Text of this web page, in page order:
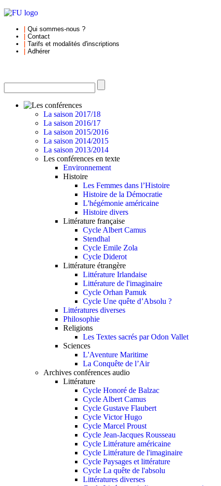
Qui sommes-nous ?
Contact
Tarifs et modalités d'inscriptions
Adhérer
La saison 2017/18
La saison 2016/17
La saison 2015/2016
La saison 2014/2015
La saison 2013/2014
Les conférences en texte
Environnement
Histoire
Les Femmes dans l’Histoire
Histoire de la Démocratie
L'hégémonie américaine
Histoire divers
Littérature française
Cycle Albert Camus
Stendhal
Cycle Emile Zola
Cycle Diderot
Littérature étrangère
Littérature Irlandaise
Littérature de l'imaginaire
Cycle Orhan Pamuk
Cycle Une quête d’Absolu ?
Littératures diverses
Philosophie
Religions
Les Textes sacrés par Odon Vallet
Sciences
L'Aventure Maritime
La Conquête de l’Air
Archives conférences audio
Littérature
Cycle Honoré de Balzac
Cycle Albert Camus
Cycle Gustave Flaubert
Cycle Victor Hugo
Cycle Marcel Proust
Cycle Jean-Jacques Rousseau
Cycle Littérature américaine
Cycle Littérature de l'imaginaire
Cycle Paysages et littérature
Cycle La quête de l'absolu
Littératures diverses